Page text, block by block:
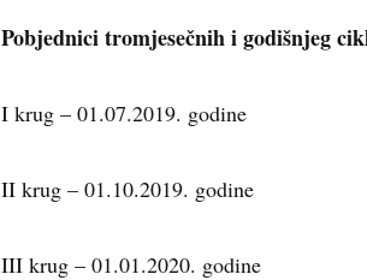
Pobjednici tromjesečnih i godišnjeg
I krug – 01.07.2019. godine
II krug – 01.10.2019. godine
III krug – 01.01.2020. godine